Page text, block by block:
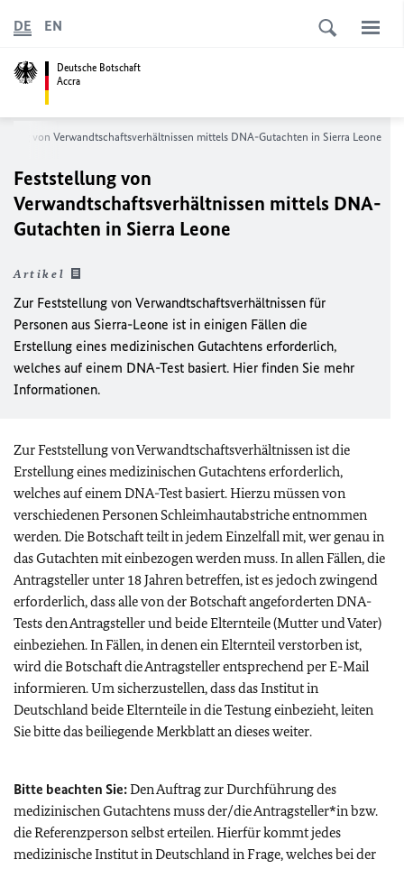
Deutsche Botschaft
Accra
DE EN
von Verwandtschaftsverhältnissen mittels DNA-Gutachten in Sierra Leone
Feststellung von
Verwandtschaftsverhältnissen mittels DNA-
Gutachten in Sierra Leone
Artikel
Zur Feststellung von Verwandtschaftsverhältnissen für
Personen aus Sierra-Leone ist in einigen Fällen die
Erstellung eines medizinischen Gutachtens erforderlich,
welches auf einem DNA-Test basiert. Hier finden Sie mehr
Informationen.
Zur Feststellung von Verwandtschaftsverhältnissen ist die
Erstellung eines medizinischen Gutachtens erforderlich,
welches auf einem DNA-Test basiert. Hierzu müssen von
verschiedenen Personen Schleimhautabstriche entnommen
werden. Die Botschaft teilt in jedem Einzelfall mit, wer genau in
das Gutachten mit einbezogen werden muss. In allen Fällen, die
Antragsteller unter 18 Jahren betreffen, ist es jedoch zwingend
erforderlich, dass alle von der Botschaft angeforderten DNA-
Tests den Antragsteller und beide Elternteile (Mutter und Vater)
einbeziehen. In Fällen, in denen ein Elternteil verstorben ist,
wird die Botschaft die Antragsteller entsprechend per E-Mail
informieren. Um sicherzustellen, dass das Institut in
Deutschland beide Elternteile in die Testung einbezieht, leiten
Sie bitte das beiliegende Merkblatt an dieses weiter.
Bitte beachten Sie:Den Auftrag zur Durchführung des
medizinischen Gutachtens muss der/die Antragsteller*in bzw.
die Referenzperson selbst erteilen. Hierfür kommt jedes
medizinische Institut in Deutschland in Frage, welches bei der